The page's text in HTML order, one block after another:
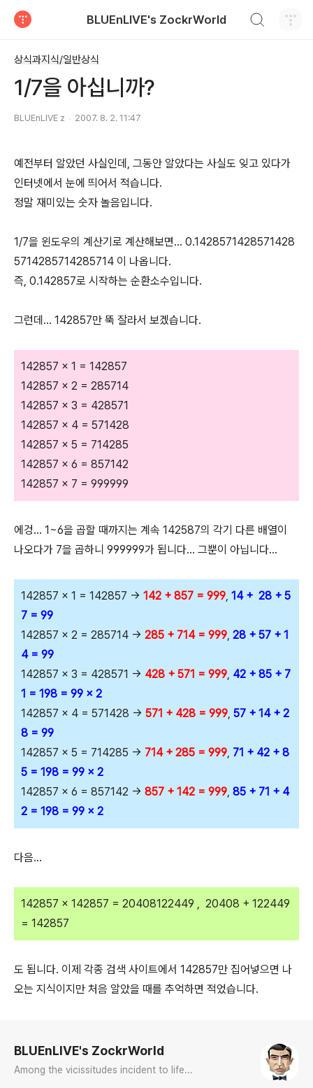
BLUEnLIVE's ZockrWorld
상식과지식/일반상식
1/7을 아십니까?
BLUEnLIVE z 2007. 8. 2. 11:47
예전부터 알았던 사실인데, 그동안 알았다는 사실도 잊고 있다가
인터넷에서 눈에 띄어서 적습니다.
정말 재미있는 숫자 놀음입니다.
1/7을 윈도우의 계산기로 계산해보면... 0.1428571428571428
5714285714285714 이 나옵니다.
즉, 0.142857로 시작하는 순환소수입니다.
그런데... 142857만 뚝 잘라서 보겠습니다.
142857 x 1 = 142857
142857 x 2 = 285714
142857 x 3 = 428571
142857 x 4 = 571428
142857 x 5 = 714285
142857 x 6 = 857142
142857 x 7 = 999999
에겅... 1~6을 곱할 때까지는 계속 142587의 각기 다른 배열이
나오다가 7을 곱하니 999999가 됩니다... 그뿐이 아닙니다...
142857 x 1 = 142857 → 142 + 857 = 999, 14 + 28 + 5
7 = 99
142857 x 2 = 285714 → 285 + 714 = 999, 28 + 57 + 1
4 = 99
142857 x 3 = 428571 → 428 + 571 = 999, 42 + 85 + 7
1 = 198 = 99 x 2
142857 x 4 = 571428 → 571 + 428 = 999, 57 + 14 + 2
8 = 99
142857 x 5 = 714285 → 714 + 285 = 999, 71 + 42 + 8
5 = 198 = 99 x 2
142857 x 6 = 857142 → 857 + 142 = 999, 85 + 71 + 4
2 = 198 = 99 x 2
다음...
142857 x 142857 = 20408122449 , 20408 + 122449
= 142857
도 됩니다. 이제 각종 검색 사이트에서 142857만 집어넣으면 나
오는 지식이지만 처음 알았을 때를 추억하면 적었습니다.
BLUEnLIVE's ZockrWorld
Among the vicissitudes incident to life...